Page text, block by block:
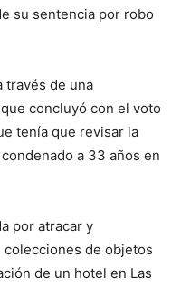
su sentencia por robo
través de una
concluyó con el voto
tenía que revisar la
a 33 años en
por atracar y
de objetos
de un hotel en Las